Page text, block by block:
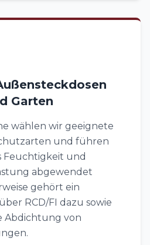
Garten
wählen wir geeignete
und führen
Feuchtigkeit und
abgewendet
gehört ein
RCD/FI dazu sowie
Abdichtung von